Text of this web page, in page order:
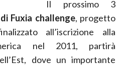
Il prossimo 3
Fuxia challenge, progetto
all’iscrizione alla
nel 2011, partirà
dove un importante